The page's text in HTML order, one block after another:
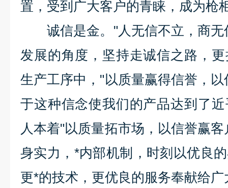
置，受到广大客户的青睐，成为枪
诚信是金。 "人无信不立，商无
发展的角度，坚持走诚信之路，
生产工序中， "以质量赢得信誉，
于这种信念使我们的产品达到了
人本着"以质量拓市场，以信誉赢客
身实力，*内部机制，时刻以优良
更*的技术，更优良的服务奉献给广